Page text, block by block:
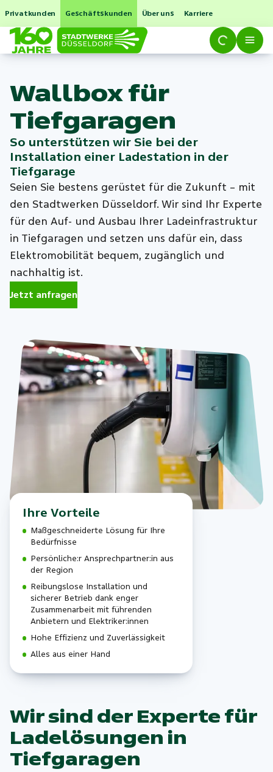
Privatkunden Geschäftskunden Über uns Karriere
Ihre Vorteile
Maßgeschneiderte Lösung für Ihre
Bedürfnisse
Persönliche:r Ansprechpartner:in aus
der Region
Reibungslose Installation und
sicherer Betrieb dank enger
Zusammenarbeit mit führenden
Anbietern und Elektriker:innen
Hohe Effizienz und Zuverlässigkeit
Alles aus einer Hand
Wallbox für
Tiefgaragen
So unterstützen wir Sie bei der
Installation einer Ladestation in der
Tiefgarage
Seien Sie bestens gerüstet für die Zukunft – mit
den Stadtwerken Düsseldorf. Wir sind Ihr Experte
für den Auf- und Ausbau Ihrer Ladeinfrastruktur
in Tiefgaragen und setzen uns dafür ein, dass
Elektromobilität bequem, zugänglich und
nachhaltig ist.
Jetzt anfragen
Wir sind der Experte für
Ladelösungen in
Tiefgaragen